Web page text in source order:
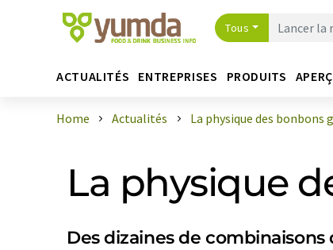
Tous
ACTUALITÉS ENTREPRISES PRODUITS
Home Actualités La physique des bonbons
La physique
Des dizaines de